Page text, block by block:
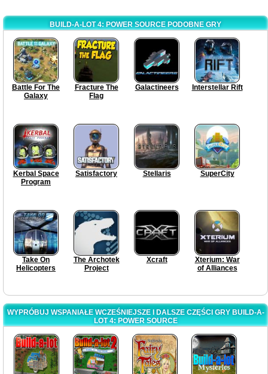
BUILD-A-LOT 4: POWER SOURCE PODOBNE GRY
Battle For The
Galaxy
Fracture The
Flag
Galactineers Interstellar Rift
Kerbal Space
Program
Satisfactory Stellaris SuperCity
Take On
Helicopters
The Archotek
Project
Xcraft
Xterium: War
of Alliances
WYPRÓBUJ WSPANIAŁE WCZEŚNIEJSZE I DALSZE CZĘŚCI GRY BUILD-A-
LOT 4: POWER SOURCE